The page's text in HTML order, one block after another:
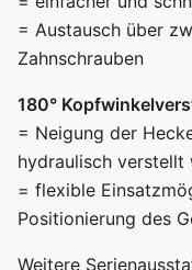
= Austausch über
Zahnschrauben
180°
= Neigung der
hydraulisch verstellt
= flexible
Positionierung des
Weitere